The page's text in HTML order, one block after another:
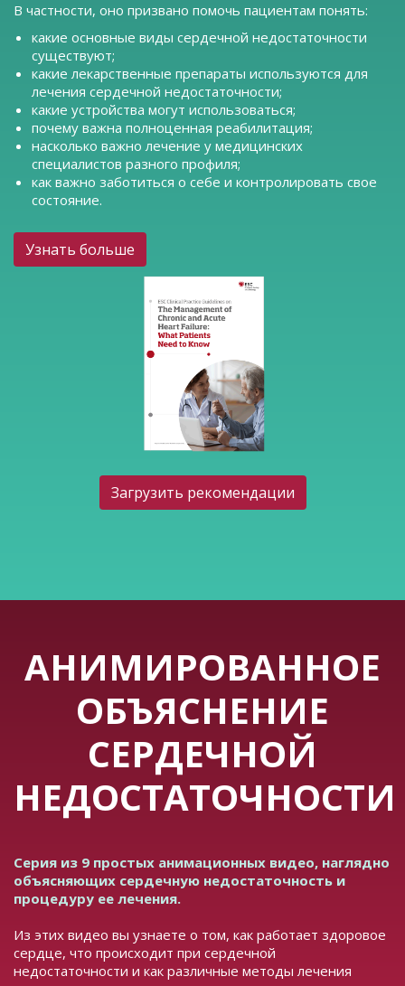
В частности, оно призвано помочь пациентам понять:
какие основные виды сердечной недостаточности
существуют;
какие лекарственные препараты используются для
лечения сердечной недостаточности;
какие устройства могут использоваться;
почему важна полноценная реабилитация;
насколько важно лечение у медицинских
специалистов разного профиля;
как важно заботиться о себе и контролировать свое
состояние.
Узнать больше
Загрузить рекомендации
АНИМИРОВАННОЕ
ОБЪЯСНЕНИЕ
СЕРДЕЧНОЙ
НЕДОСТАТОЧНОСТИ
Серия из 9 простых анимационных видео, наглядно
объясняющих сердечную недостаточность и
процедуру ее лечения.
Из этих видео вы узнаете о том, как работает здоровое
сердце, что происходит при сердечной
недостаточности и как различные методы лечения